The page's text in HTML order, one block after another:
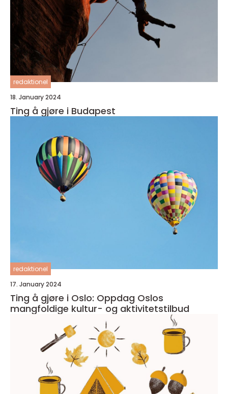
redaktionel
18. January 2024
Ting å gjøre i Budapest
redaktionel
17. January 2024
Ting å gjøre i Oslo: Oppdag Oslos
mangfoldige kultur- og aktivitetstilbud